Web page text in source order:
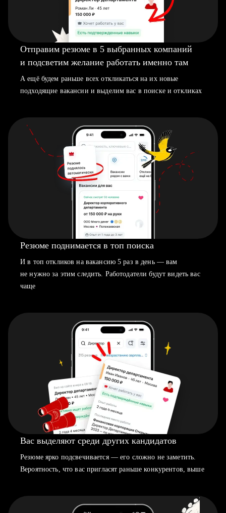
Отправим резюме в 5 выбранных компаний
и подсветим желание работать именно там
А ещё будем раньше всех откликаться на их новые
подходящие вакансии и выделим вас в поиске и откликах
Резюме поднимается в топ поиска
И в топ откликов на вакансию 5 раз в день — вам
не нужно за этим следить. Работодатели будут видеть вас
чаще
Вас выделяют среди других кандидатов
Резюме ярко подсвечивается — его сложно не заметить.
Вероятность, что вас пригласят раньше конкурентов, выше